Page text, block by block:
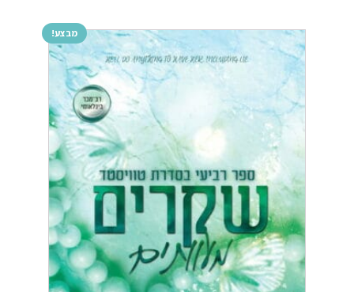
מבצע!